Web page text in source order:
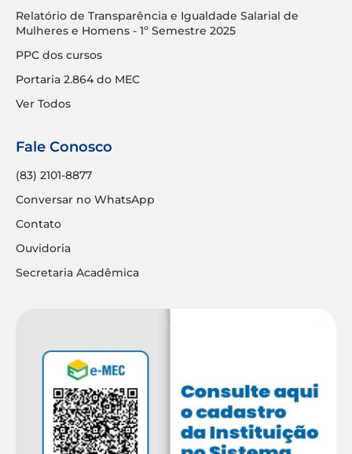
Relatório de Transparência e Igualdade Salarial de
Mulheres e Homens - 1º Semestre 2025
PPC dos cursos
Portaria 2.864 do MEC
Ver Todos
Fale Conosco
(83) 2101-8877
Conversar no WhatsApp
Contato
Ouvidoria
Secretaria Acadêmica